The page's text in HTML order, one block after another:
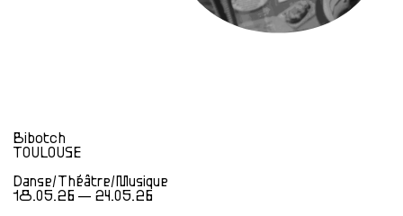
Bibotch
TOULOUSE
Danse/Théâtre/Musique
18.05.26 — 24.05.26